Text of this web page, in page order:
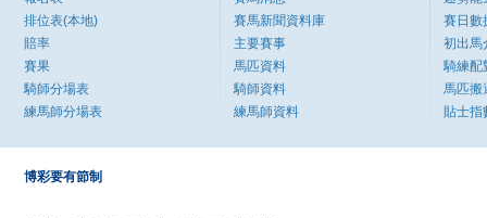
排位表(本地)
賠率
賽果
騎師分場表
練馬師分場表
賽馬新聞資料庫
主要賽事
馬匹資料
騎師資料
練馬師資料
賽日數
初出馬
騎練配
馬匹搬
貼士指
博彩要有節制